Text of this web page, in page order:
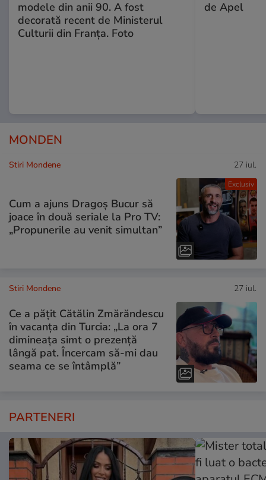
modele din anii 90. A fost
decorată recent de Ministerul
Culturii din Franța. Foto
de Apel
MONDEN
Exclusiv
Stiri Mondene 27 iul.
Cum a ajuns Dragoș Bucur să
joace în două seriale la Pro TV:
„Propunerile au venit simultan”
Stiri Mondene 27 iul.
Ce a pățit Cătălin Zmărăndescu
în vacanța din Turcia: „La ora 7
dimineața simt o prezență
lângă pat. Încercam să-mi dau
seama ce se întâmplă”
PARTENERI